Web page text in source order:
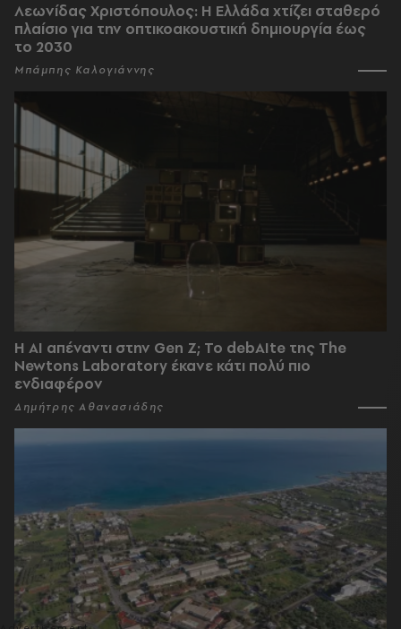
Λεωνίδας Χριστόπουλος: Η Ελλάδα χτίζει σταθερό
πλαίσιο για την οπτικοακουστική δημιουργία έως
το 2030
Μπάμπης Καλογιάννης
Η AI απέναντι στην Gen Z; Το debAIte της The
Newtons Laboratory έκανε κάτι πολύ πιο
ενδιαφέρον
Δημήτρης Αθανασιάδης